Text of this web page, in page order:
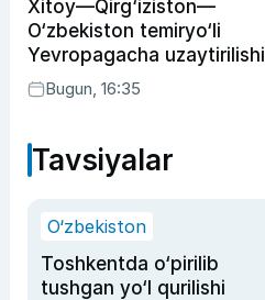
Xitoy—Qirg‘iziston—
O‘zbekiston temiryo‘li
Yevropagacha uzaytirilishi
mumkin
Bugun, 16:35
Tavsiyalar
O‘zbekiston
Toshkentda o‘pirilib
tushgan yo‘l qurilishi